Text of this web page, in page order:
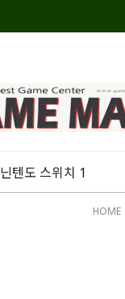
닌텐도 스위치 1
HOME